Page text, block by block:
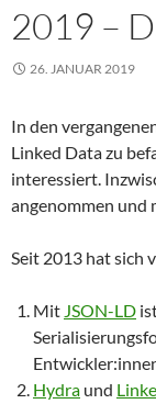
2019 –
26. JANUAR 2019
In den
Linked Data zu
interessiert.
angenommen und
Seit 2013 hat sich
Mit JSON-LD
Hydra und